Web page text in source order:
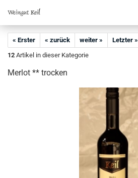
« Erster « zurück weiter »
Letzter »
12 Artikel in dieser Kategorie
Merlot ** trocken